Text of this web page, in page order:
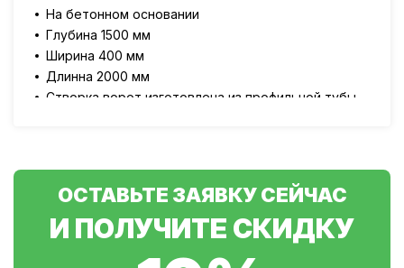
На бетонном основании
Глубина 1500 мм
Ширина 400 мм
Длинна 2000 мм
Створка ворот изготовлена из профильной тубы
Приемный столб 80х80х3 мм
Электропривод R-TEHX 1000 фотоэлемент
сигнальная лампа 2 пульта
ОСТАВЬТЕ ЗАЯВКУ СЕЙЧАС
И ПОЛУЧИТЕ СКИДКУ